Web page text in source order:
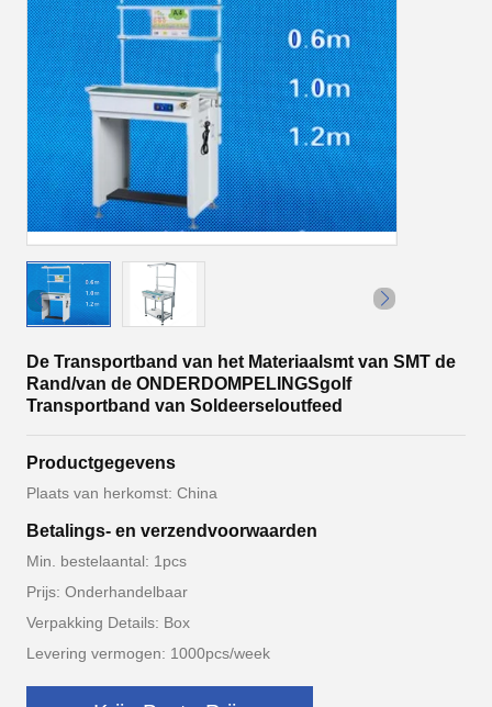
De Transportband van het Materiaalsmt van SMT de
Rand/van de ONDERDOMPELINGSgolf
Transportband van Soldeerseloutfeed
Productgegevens
Plaats van herkomst: China
Betalings- en verzendvoorwaarden
Min. bestelaantal: 1pcs
Prijs: Onderhandelbaar
Verpakking Details: Box
Levering vermogen: 1000pcs/week